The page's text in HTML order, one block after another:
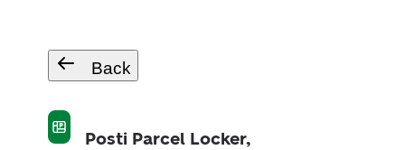
Back
Posti Parcel Locker,